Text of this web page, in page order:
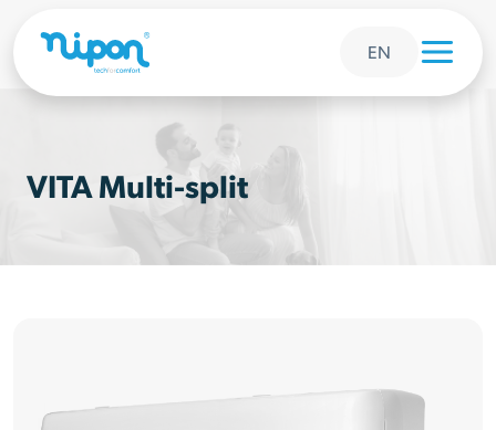
EN
VITA Multi-split